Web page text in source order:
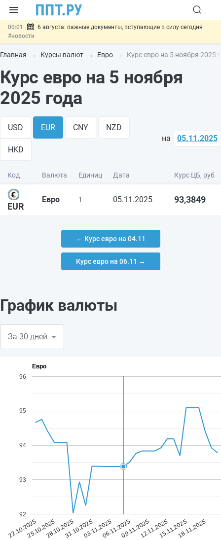
00:01
6 августа: важные документы, вступающие в силу сегодня
#новости
05.08 Обновили сообщения НПФ о договорах НПО и долгосрочных
сбережений#новости
гражданство: закон подписан
#новости
05.08
Систему страхования вкладов распространили на электронные
05.08
Важно
Подписан закон об упрощении госзакупок по 44-ФЗ
Главная Курсы валют Евро Курс евро на 5 ноября 2025
Курс евро на 5 ноября
2025 года
USD EUR CNY NZD
HKD
на 05.11.2025
Код Валюта Единиц Дата Курс ЦБ, руб
EUR
Евро 1 05.11.2025 93,3849
← Курс евро на 04.11
Курс евро на 06.11 →
График валюты
Евро
22.10.202525.10.202528.10.202531.10.202503.11.202506.11.202509.11.202512.11.202515.11.202518.11.2025
92
93
94
95
96